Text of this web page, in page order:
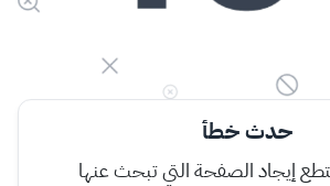
حدث خطأ
إيجاد الصفحة التي تبحث عنها